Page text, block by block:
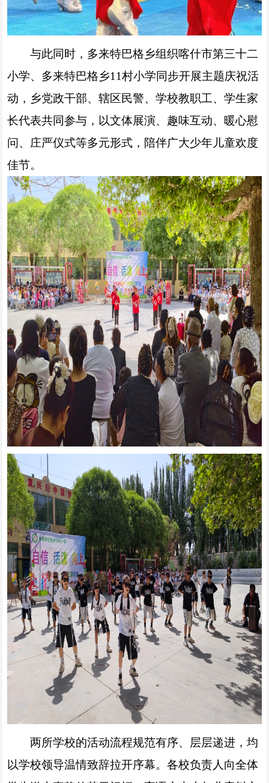
与此同时，多来特巴格乡组织喀什市第三十二
小学、多来特巴格乡11村小学同步开展主题庆祝活
动，乡党政干部、辖区民警、学校教职工、学生家
长代表共同参与，以文体展演、趣味互动、暖心慰
问、庄严仪式等多元形式，陪伴广大少年儿童欢度
佳节。
两所学校的活动流程规范有序、层层递进，均
以学校领导温情致辞拉开序幕。各校负责人向全体